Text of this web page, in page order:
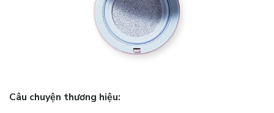
Câu chuyện thương hiệu: